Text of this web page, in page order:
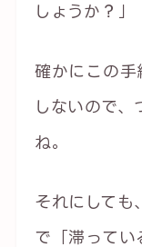
しょうか？」
確かにこの手
しないので、
ね。
それにしても
で「滞ってい